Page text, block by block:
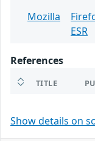
Mozilla
ESR
References
TITLE
Show details on